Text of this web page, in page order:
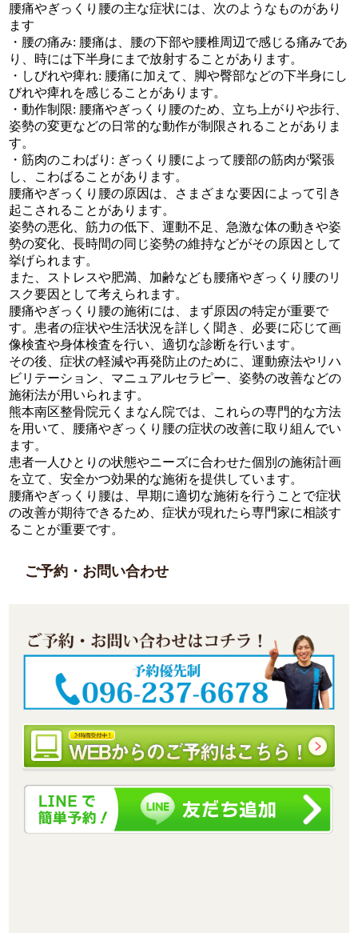
腰痛やぎっくり腰の主な症状には、次のようなものがあり
ます
・腰の痛み: 腰痛は、腰の下部や腰椎周辺で感じる痛みであ
り、時には下半身にまで放射することがあります。
・しびれや痺れ: 腰痛に加えて、脚や臀部などの下半身にし
びれや痺れを感じることがあります。
・動作制限: 腰痛やぎっくり腰のため、立ち上がりや歩行、
姿勢の変更などの日常的な動作が制限されることがありま
す。
・筋肉のこわばり: ぎっくり腰によって腰部の筋肉が緊張
し、こわばることがあります。
腰痛やぎっくり腰の原因は、さまざまな要因によって引き
起こされることがあります。
姿勢の悪化、筋力の低下、運動不足、急激な体の動きや姿
勢の変化、長時間の同じ姿勢の維持などがその原因として
挙げられます。
また、ストレスや肥満、加齢なども腰痛やぎっくり腰のリ
スク要因として考えられます。
腰痛やぎっくり腰の施術には、まず原因の特定が重要で
す。患者の症状や生活状況を詳しく聞き、必要に応じて画
像検査や身体検査を行い、適切な診断を行います。
その後、症状の軽減や再発防止のために、運動療法やリハ
ビリテーション、マニュアルセラピー、姿勢の改善などの
施術法が用いられます。
熊本南区整骨院元くまなん院では、これらの専門的な方法
を用いて、腰痛やぎっくり腰の症状の改善に取り組んでい
ます。
患者一人ひとりの状態やニーズに合わせた個別の施術計画
を立て、安全かつ効果的な施術を提供しています。
腰痛やぎっくり腰は、早期に適切な施術を行うことで症状
の改善が期待できるため、症状が現れたら専門家に相談す
ることが重要です。
ご予約・お問い合わせ